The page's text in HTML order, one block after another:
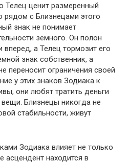
Телец ценит размеренный
рядом с Близнецами этого
знак не понимает
земного. Он полон
вперед, а Телец тормозит его
знак собственник, а
переносит ограничения своей
у этих знаков Зодиака к
они любят тратить деньги
Близнецы никогда не
стабильности, живут
Зодиака влияет не только
асцендент находится в